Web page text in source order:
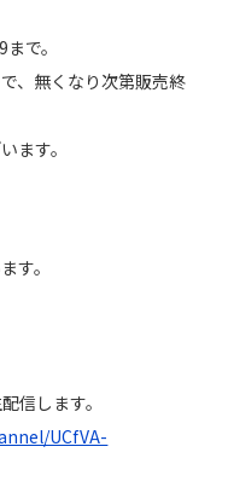
で。
、無くなり次第販売終
ます。
す。
信します。
UCfVA-